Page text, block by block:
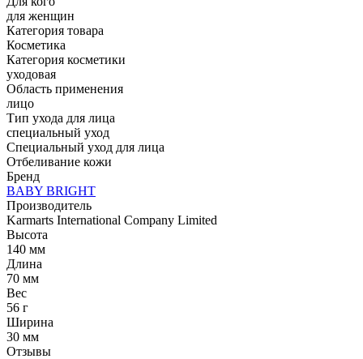
для женщин
Категория товара
Косметика
Категория косметики
уходовая
Область применения
лицо
Тип ухода для лица
специальный уход
Специальный уход для лица
Отбеливание кожи
Бренд
BABY BRIGHT
Производитель
Karmarts International Company Limited
Высота
140 мм
Длина
70 мм
Вес
56 г
Ширина
30 мм
Отзывы